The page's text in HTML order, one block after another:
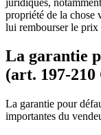
propriété de la chose
lui rembourser le
La garantie
(art. 197-210
La garantie pour
importantes du